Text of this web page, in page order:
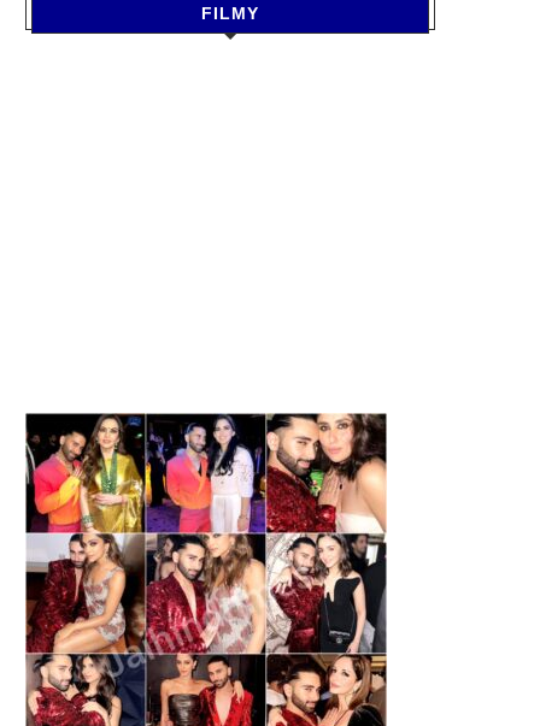
: इन कारणों से वेजाइना में
होती...
August 7, 2026
HEALTH: इन लक्षणों से पहचाने
August 7, 2026
FILMY